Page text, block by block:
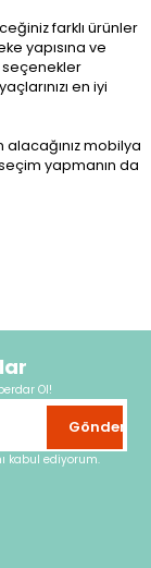
farklı ürünler
yapısına ve
seçenekler
en iyi
alacağınız mobilya
yapmanın da
Ol!
Gönder
kabul ediyorum.